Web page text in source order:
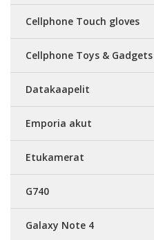
Cellphone Touch gloves
Cellphone Toys & Gadgets
Datakaapelit
Emporia akut
Etukamerat
G740
Galaxy Note 4